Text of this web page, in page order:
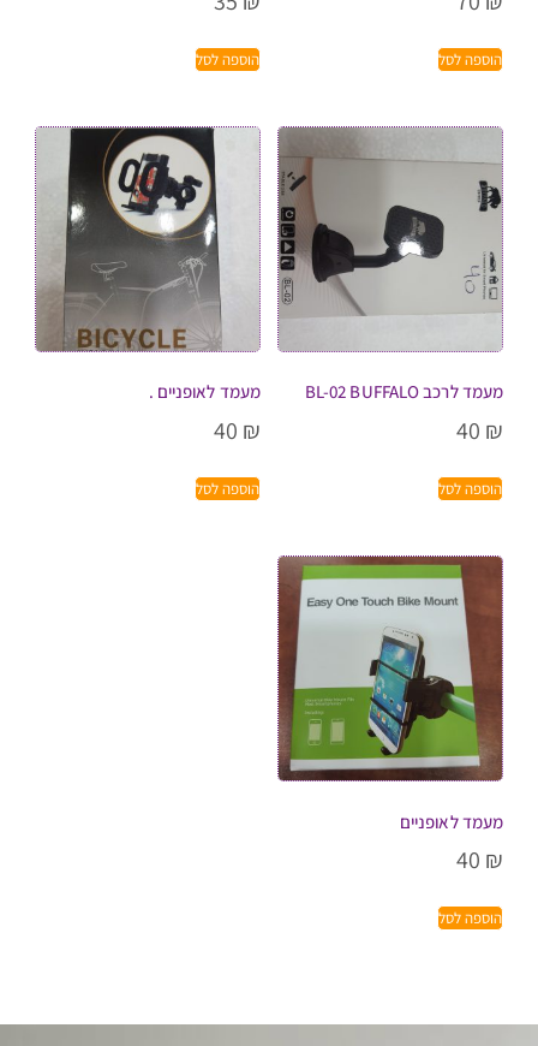
הוספה לסל הוספה לסל
מעמד לרכב BL-02 BUFFALO
40 ₪
הוספה לסל
מעמד לאופניים .
40 ₪
הוספה לסל
מעמד לאופניים
40 ₪
הוספה לסל